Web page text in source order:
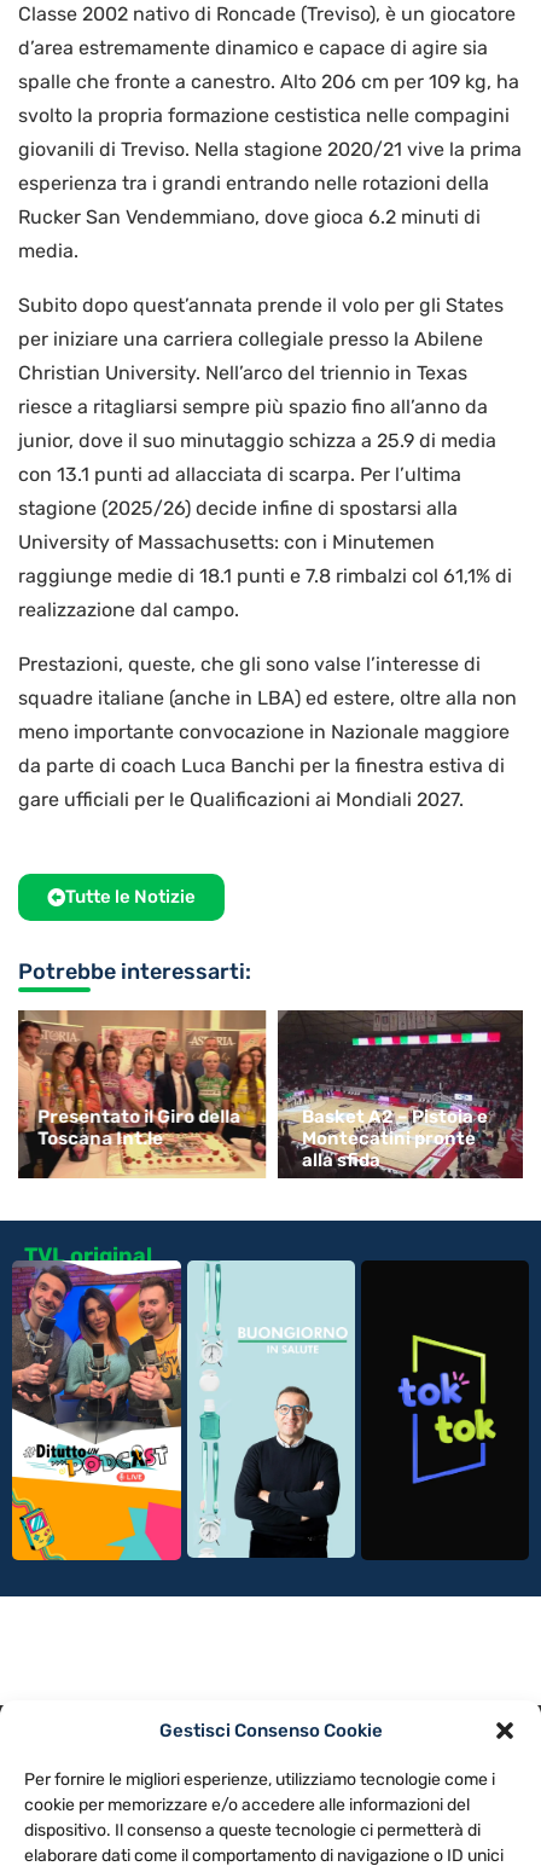
Gestisci Consenso Cookie
Per fornire le migliori esperienze, utilizziamo tecnologie come i
cookie per memorizzare e/o accedere alle informazioni del
dispositivo. Il consenso a queste tecnologie ci permetterà di
elaborare dati come il comportamento di navigazione o ID unici
Classe 2002 nativo di Roncade (Treviso), è un giocatore
d’area estremamente dinamico e capace di agire sia
spalle che fronte a canestro. Alto 206 cm per 109 kg, ha
svolto la propria formazione cestistica nelle compagini
giovanili di Treviso. Nella stagione 2020/21 vive la prima
esperienza tra i grandi entrando nelle rotazioni della
Rucker San Vendemmiano, dove gioca 6.2 minuti di
media.
Subito dopo quest’annata prende il volo per gli States
per iniziare una carriera collegiale presso la Abilene
Christian University. Nell’arco del triennio in Texas
riesce a ritagliarsi sempre più spazio fino all’anno da
junior, dove il suo minutaggio schizza a 25.9 di media
con 13.1 punti ad allacciata di scarpa. Per l’ultima
stagione (2025/26) decide infine di spostarsi alla
University of Massachusetts: con i Minutemen
raggiunge medie di 18.1 punti e 7.8 rimbalzi col 61,1% di
realizzazione dal campo.
Prestazioni, queste, che gli sono valse l’interesse di
squadre italiane (anche in LBA) ed estere, oltre alla non
meno importante convocazione in Nazionale maggiore
da parte di coach Luca Banchi per la finestra estiva di
gare ufficiali per le Qualificazioni ai Mondiali 2027.
Tutte le Notizie
Potrebbe interessarti:
Presentato il Giro della
Toscana Int.le
Basket A2 – Pistoia e
Montecatini pronte
alla sfida
TVL original
NOTE LEGALI
CONTATTACI PREFERENZE
TV LIBERA S.P.A.